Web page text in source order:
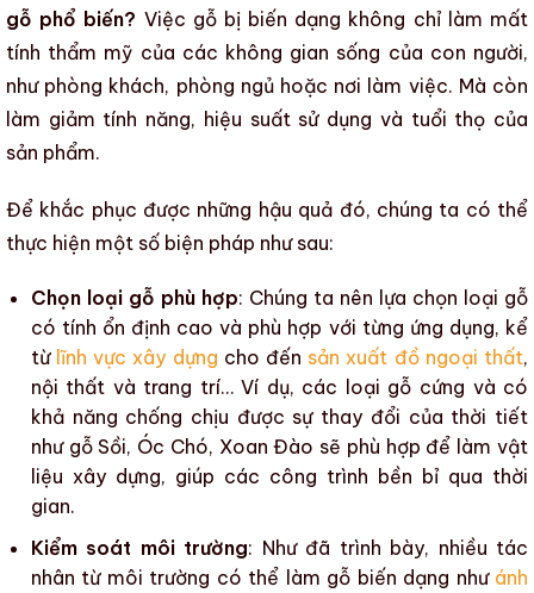
gỗ phổ biến? Việc gỗ bị biến dạng không chỉ làm mất
tính thẩm mỹ của các không gian sống của con người,
như phòng khách, phòng ngủ hoặc nơi làm việc. Mà còn
làm giảm tính năng, hiệu suất sử dụng và tuổi thọ của
sản phẩm.
Để khắc phục được những hậu quả đó, chúng ta có thể
thực hiện một số biện pháp như sau:
Chọn loại gỗ phù hợp: Chúng ta nên lựa chọn loại gỗ
có tính ổn định cao và phù hợp với từng ứng dụng, kể
từ lĩnh vực xây dựng cho đến sản xuất đồ ngoại thất,
nội thất và trang trí… Ví dụ, các loại gỗ cứng và có
khả năng chống chịu được sự thay đổi của thời tiết
như gỗ Sồi, Óc Chó, Xoan Đào sẽ phù hợp để làm vật
liệu xây dựng, giúp các công trình bền bỉ qua thời
gian.
Kiểm soát môi trường: Như đã trình bày, nhiều tác
nhân từ môi trường có thể làm gỗ biến dạng như ánh